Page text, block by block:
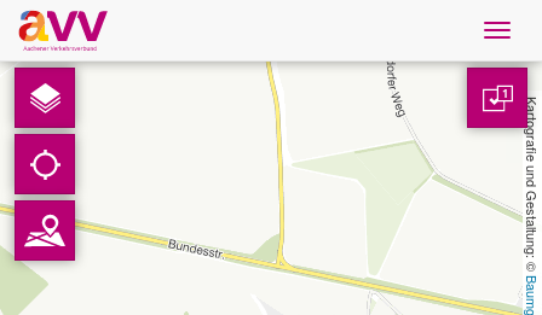
Deutsch
Downloads
Kontakt
Datenschutz
Kartografie und Gestaltung: ©
1